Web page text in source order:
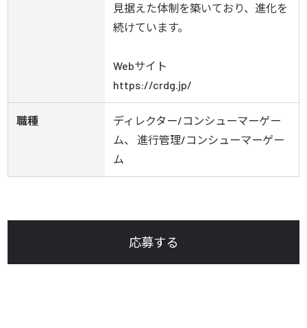
見据えた体制を築いており、進化を
続けています。
Webサイト
https://crdg.jp/
職種
ディレクター/コンシューマーゲー
ム、 進行管理/コンシューマーゲー
ム
応募する